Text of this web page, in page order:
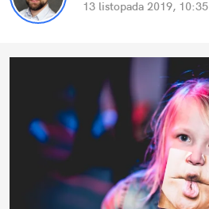
13 listopada 2019, 10:35